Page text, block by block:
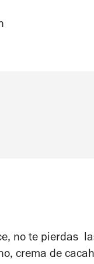
no te pierdas
crema de